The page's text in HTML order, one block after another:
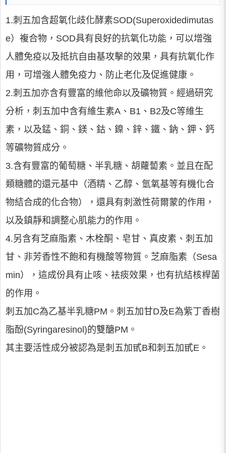
1.刺五加含超氧化歧化酵素SOD(Superoxidedimutas
e）複合物，SOD具有良好的抗氧化功能，可以增強
人體免疫以及抵抗自由基攻擊的效果，具有抗氧化作
用，可增強人體免疫力、防止老化及促進健康。
2.刺五加亦含有豐富的維他命以及礦物質。經過研究
分析，刺五加中含有維生素A、B1、B2及C等維生
素，以及錳、銅、鎂、鈷、鎳、鋅、鐵、鈉、鉀、鈣
等礦物質成分。
3.含有豐富的葡萄糖、半乳糖、胡蘿蔔素。並且在配
類糖體的還元基中（酒精、乙醇、氫氧基等有機化合
物結合成的化合物），還具有刺激性荷爾蒙的作用，
以及鎮靜和調整心肌能力的作用。
4.另含有芝麻脂素、木栓酮、皂甘、真皮素、刺五加
甘、非芳香性不飽和有機酸等物質。芝麻脂素（Sesa
min），這成份具有止咳、袪痰效果，也有抗結核桿菌
的作用。
刺五加C為乙基半乳糖PM。刺五加甘D及E為紫丁香樹
脂酚(Syringaresinol)的雙醣PM。
其主要活性成分被認為是刺五加甙B和刺五加甙E。